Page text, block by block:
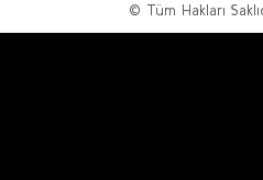
© Tüm Hakları